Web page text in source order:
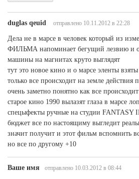
duglas qeuid отправлено 10.11.2012 в 22:28
Дела не в марсе в человек который из
ФИЛЬМА напоминает бегущий лезвию и
машины на магнитах круто выглядят
тут это новое кино и о марсе эленты
только все происходит на земле действия
очень заметно понятно как все
старое кино 1990 вылазят глаза в марсе
спецыфекты ручные на студии FANTASY
бюджет все по настоящиму выгледит
значит получит и этот фильм вспомнить
но все по другому +10
Ваше имя отправлено 10.03.2012 в 08:44